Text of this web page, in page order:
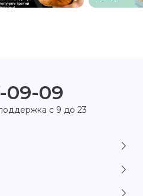
09-09
с 9 до 23